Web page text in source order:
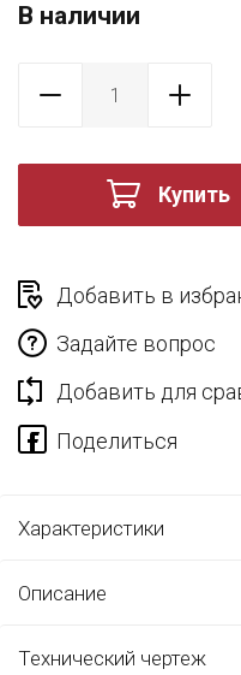
В наличии
Купить
Добавить в
Задайте вопрос
Добавить для
Характеристики
Описание
Технический чертеж